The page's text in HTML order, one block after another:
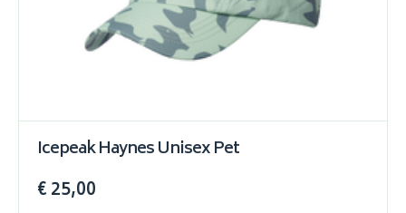
Icepeak Haynes Unisex Pet
€ 25,00